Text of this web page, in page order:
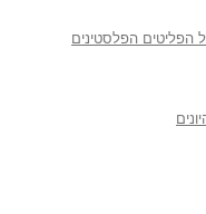
הפלסטינים